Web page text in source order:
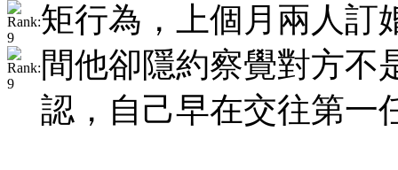
矩行為，上個月兩人訂
間他卻隱約察覺對方不
認，自己早在交往第一